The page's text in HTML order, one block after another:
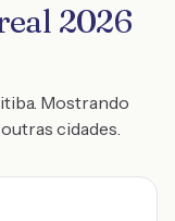
2026
Mostrando
cidades.